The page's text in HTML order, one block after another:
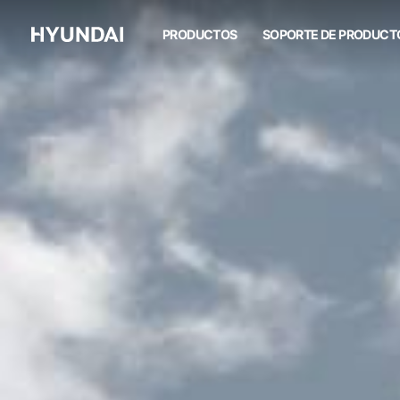
PRODUCTOS SOPORTE DE
HX210AL